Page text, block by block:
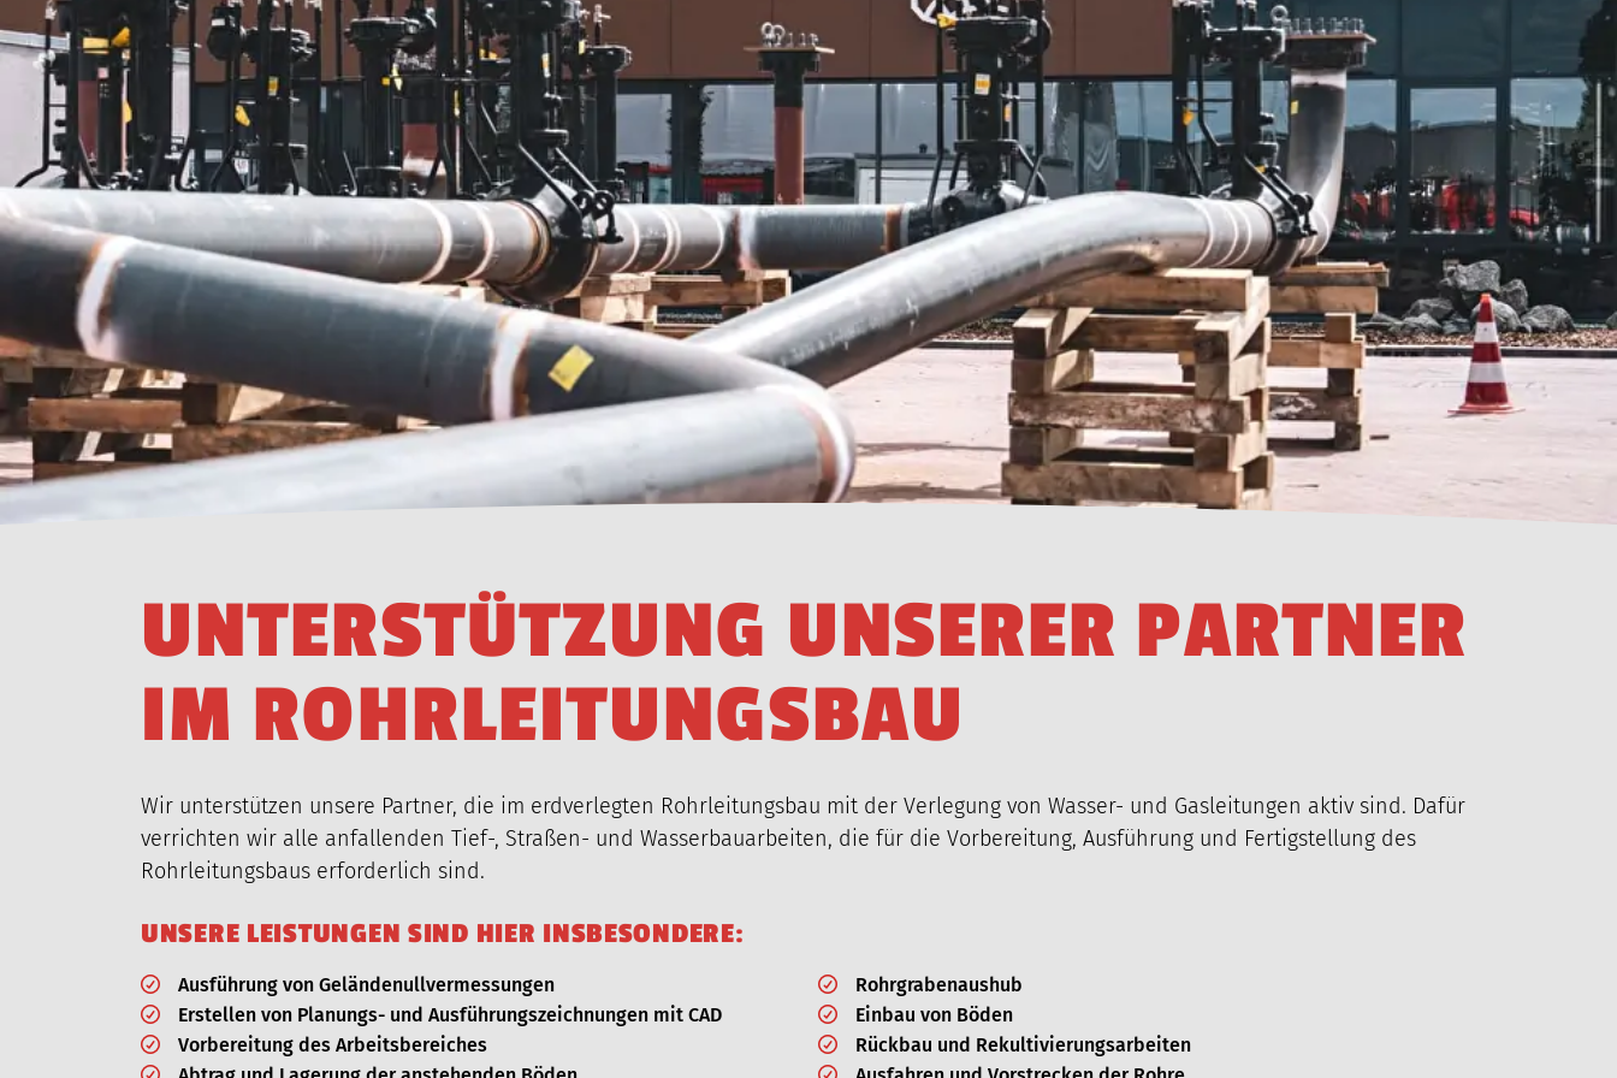
ÜBER UNS PROJEKTE MASCHINENPARK KARRIERE AKTUELLES VIDEOS MERCHANDISE KONTAKT
UNTERSTÜTZUNG UNSERER PARTNER
IM ROHRLEITUNGSBAU
Wir unterstützen unsere Partner, die im erdverlegten Rohrleitungsbau mit der Verlegung von Wasser- und Gasleitungen aktiv sind. Dafür
verrichten wir alle anfallenden Tief-, Straßen- und Wasserbauarbeiten, die für die Vorbereitung, Ausführung und Fertigstellung des
Rohrleitungsbaus erforderlich sind.
UNSERE LEISTUNGEN SIND HIER INSBESONDERE:
Ausführung von Geländenullvermessungen
Erstellen von Planungs- und Ausführungszeichnungen mit CAD
Vorbereitung des Arbeitsbereiches
Rohrgrabenaushub
Einbau von Böden
Rückbau und Rekultivierungsarbeiten